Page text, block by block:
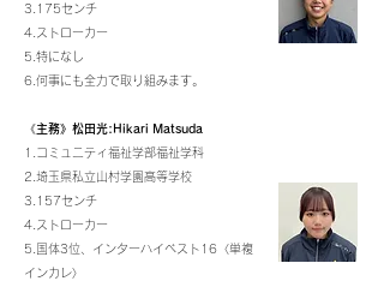
3.175センチ
4.ストローカー
5.特になし
6.何事にも全力で取り組みます。
《主務》松田光:Hikari Matsuda
1.コミュニティ福祉学部福祉学科
2.埼玉県私立山村学園高等学校
3.157センチ
4.ストローカー
5.国体3位、インターハイベスト16〈単複
インカレ〉